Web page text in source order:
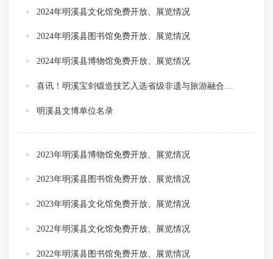
2024年明溪县文化馆免费开放、展览情况
2024年明溪县图书馆免费开放、展览情况
2024年明溪县博物馆免费开放、展览情况
喜讯！明溪宝剑锻造技艺入选省级非遗与旅游融合发展推荐目录
明溪县文博单位名录
2023年明溪县博物馆免费开放、展览情况
2023年明溪县图书馆免费开放、展览情况
2023年明溪县文化馆免费开放、展览情况
2022年明溪县文化馆免费开放、展览情况
2022年明溪县图书馆免费开放、展览情况